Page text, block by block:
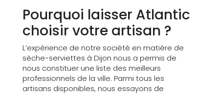
Pourquoi laisser Atlantic
choisir votre artisan ?
L’expérience de notre société en matière de
sèche-serviettes à Dijon nous a permis de
nous constituer une liste des meilleurs
professionnels de la ville. Parmi tous les
artisans disponibles, nous essayons de